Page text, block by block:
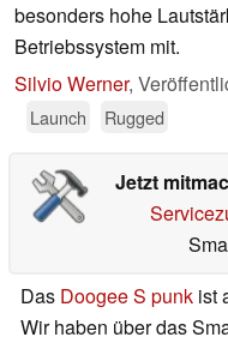
besonders hohe
Betriebssystem mit.
Silvio Werner,
Launch
Rugged
Jetzt
Das Doogee S punk ist
Wir haben über das